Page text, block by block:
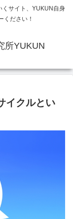
くサイト、YUKUN自身
ください！
所YUKUN
イクルとい